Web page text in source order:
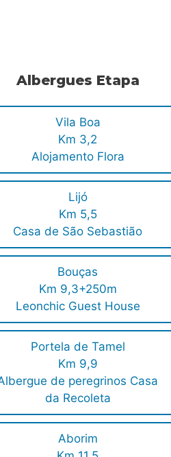
Albergues Etapa
Vila Boa
Km 3,2
Alojamento Flora
Lijó
Km 5,5
Casa de São Sebastião
Bouças
Km 9,3+250m
Leonchic Guest House
Portela de Tamel
Km 9,9
de peregrinos Casa
da Recoleta
Aborim